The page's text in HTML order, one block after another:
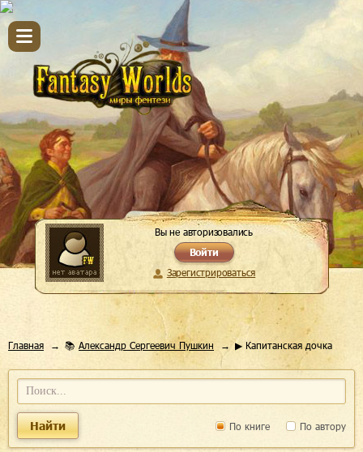
Вы не авторизовались
Войти
Зарегистрироваться
Главная 📚 Александр Сергеевич Пушкин ▶ Капитанская дочка
По книге По автору
Найти